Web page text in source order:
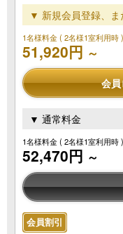
▼ 新規会員登録、ま
1名様料金( 2名様1室利用時 )
51,920円 ～
会
▼ 通常料金
1名様料金( 2名様1室利用時 )
52,470円 ～
会員割引